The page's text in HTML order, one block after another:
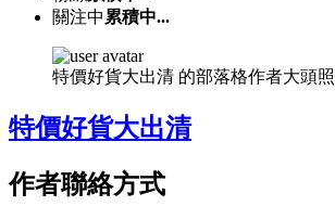
關注中 累積中...
特價好貨大出清 的部落格作者大頭照
特價好貨大出清
作者聯絡方式